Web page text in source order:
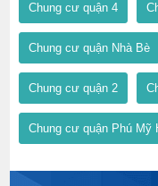
Chung cư quận 4
Chung cư quận Nhà Bè
Chung cư quận 2
Chung cư quận Phú Mỹ